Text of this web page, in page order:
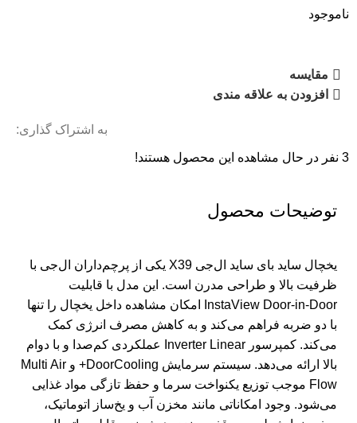
ناموجود
مقایسه
افزودن به علاقه مندی
به اشتراک گذاری:
3 نفر در حال مشاهده این محصول هستند!
توضیحات محصول
یخچال ساید بای ساید ال‌جی X39 یکی از پرچم‌داران ال‌جی با
ظرفیت بالا و طراحی مدرن است. این مدل با قابلیت
InstaView Door-in-Door امکان مشاهده داخل یخچال را تنها
با دو ضربه فراهم می‌کند و به کاهش مصرف انرژی کمک
می‌کند. کمپرسور Inverter Linear عملکردی کم‌صدا و با دوام
بالا ارائه می‌دهد. سیستم سرمایش DoorCooling+ و Multi Air
Flow موجب توزیع یکنواخت سرما و حفظ تازگی مواد غذایی
می‌شود. وجود امکاناتی مانند مخزن آب و یخ‌ساز اتوماتیک،